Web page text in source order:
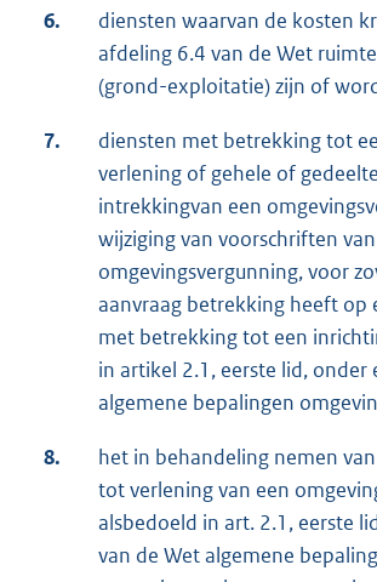
6.
diensten waarvan de kosten
afdeling 6.4 van de Wet
(grond-exploitatie) zijn of
7.
diensten met betrekking tot
verlening of gehele of
intrekkingvan een
wijziging van voorschriften
omgevingsvergunning, voor
aanvraag betrekking heeft op
met betrekking tot een
in artikel 2.1, eerste lid, onder
algemene bepalingen
8.
het in behandeling nemen
tot verlening van een
alsbedoeld in art. 2.1, eerste
van de Wet algemene